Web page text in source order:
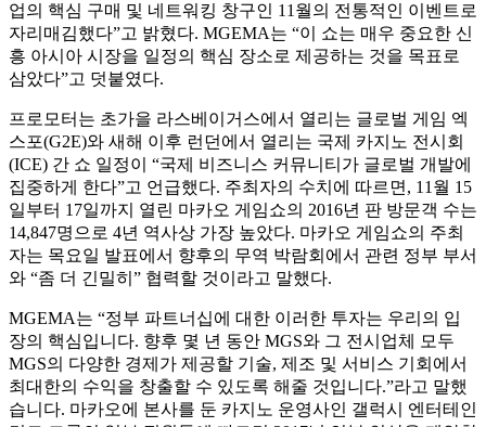
업의 핵심 구매 및 네트워킹 창구인 11월의 전통적인 이벤트로
자리매김했다”고 밝혔다. MGEMA는 “이 쇼는 매우 중요한 신
흥 아시아 시장을 일정의 핵심 장소로 제공하는 것을 목표로
삼았다”고 덧붙였다.
프로모터는 초가을 라스베이거스에서 열리는 글로벌 게임 엑
스포(G2E)와 새해 이후 런던에서 열리는 국제 카지노 전시회
(ICE) 간 쇼 일정이 “국제 비즈니스 커뮤니티가 글로벌 개발에
집중하게 한다”고 언급했다. 주최자의 수치에 따르면, 11월 15
일부터 17일까지 열린 마카오 게임쇼의 2016년 판 방문객 수는
14,847명으로 4년 역사상 가장 높았다. 마카오 게임쇼의 주최
자는 목요일 발표에서 향후의 무역 박람회에서 관련 정부 부서
와 “좀 더 긴밀히” 협력할 것이라고 말했다.
MGEMA는 “정부 파트너십에 대한 이러한 투자는 우리의 입
장의 핵심입니다. 향후 몇 년 동안 MGS와 그 전시업체 모두
MGS의 다양한 경제가 제공할 기술, 제조 및 서비스 기회에서
최대한의 수익을 창출할 수 있도록 해줄 것입니다.”라고 말했
습니다. 마카오에 본사를 둔 카지노 운영사인 갤럭시 엔터테인